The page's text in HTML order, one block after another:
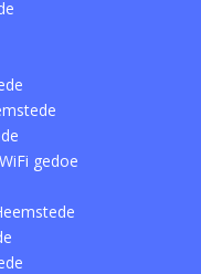
gedoe